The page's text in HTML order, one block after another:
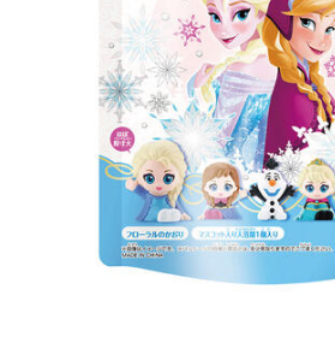
尿片及濕紙巾
餵哺及嬰兒食品
健康及安全用品
幼兒護理、傢俬及睡眠用品